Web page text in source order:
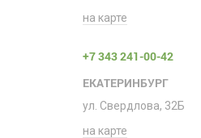
на карте
+7 343 241-00-42
ЕКАТЕРИНБУРГ
ул. Свердлова, 32Б
на карте